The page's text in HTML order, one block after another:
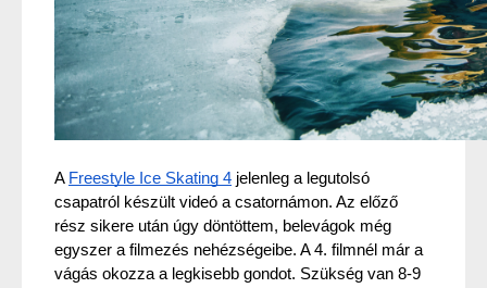
A Freestyle Ice Skating 4 jelenleg a legutolsó
csapatról készült videó a csatornámon. Az előző
rész sikere után úgy döntöttem, belevágok még
egyszer a filmezés nehézségeibe. A 4. filmnél már a
vágás okozza a legkisebb gondot. Szükség van 8-9